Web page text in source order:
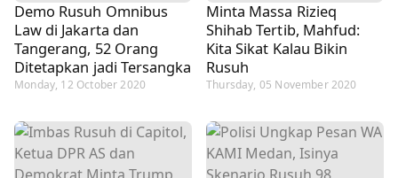
Demo Rusuh Omnibus
Law di Jakarta dan
Tangerang, 52 Orang
Ditetapkan jadi Tersangka
Monday, 12 October 2020
Minta Massa Rizieq
Shihab Tertib, Mahfud:
Kita Sikat Kalau Bikin
Rusuh
Thursday, 05 November 2020